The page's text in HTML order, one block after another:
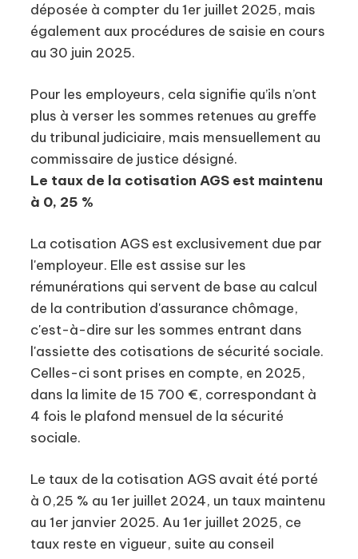
déposée à compter du 1er juillet 2025, mais
également aux procédures de saisie en cours
au 30 juin 2025.
Pour les employeurs, cela signifie qu’ils n’ont
plus à verser les sommes retenues au greffe
du tribunal judiciaire, mais mensuellement au
commissaire de justice désigné.
Le taux de la cotisation AGS est maintenu
à 0, 25 %
La cotisation AGS est exclusivement due par
l'employeur. Elle est assise sur les
rémunérations qui servent de base au calcul
de la contribution d'assurance chômage,
c'est-à-dire sur les sommes entrant dans
l'assiette des cotisations de sécurité sociale.
Celles-ci sont prises en compte, en 2025,
dans la limite de 15 700 €, correspondant à
4 fois le plafond mensuel de la sécurité
sociale.
Le taux de la cotisation AGS avait été porté
à 0,25 % au 1er juillet 2024, un taux maintenu
au 1er janvier 2025. Au 1er juillet 2025, ce
taux reste en vigueur, suite au conseil